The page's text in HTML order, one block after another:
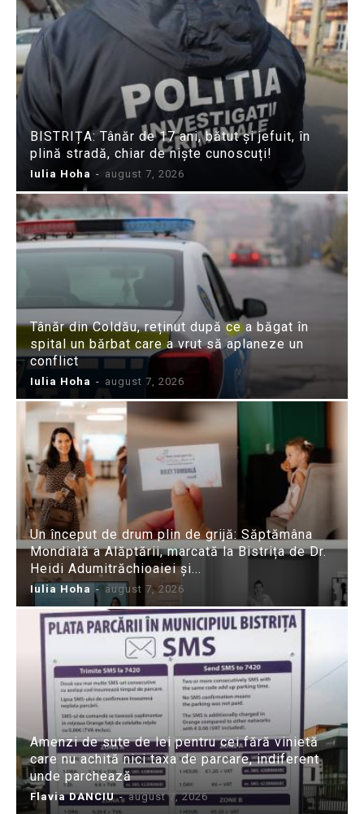
BISTRIȚA: Tânăr de 17 ani, bătut și jefuit, în
plină stradă, chiar de niște cunoscuți!
Iulia Hoha - august 7, 2026
Tânăr din Coldău, reținut după ce a băgat în
spital un bărbat care a vrut să aplaneze un
conflict
Iulia Hoha - august 7, 2026
Un început de drum plin de grijă: Săptămâna
Mondială a Alăptării, marcată la Bistrița de Dr.
Heidi Adumitrăchioaiei și...
Iulia Hoha - august 7, 2026
Amenzi de sute de lei pentru cei fără vinietă
care nu achită nici taxa de parcare, indiferent
unde parchează
Flavia DANCIU - august 7, 2026